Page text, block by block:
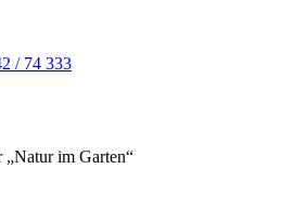
/ 74 333
„Natur im Garten“